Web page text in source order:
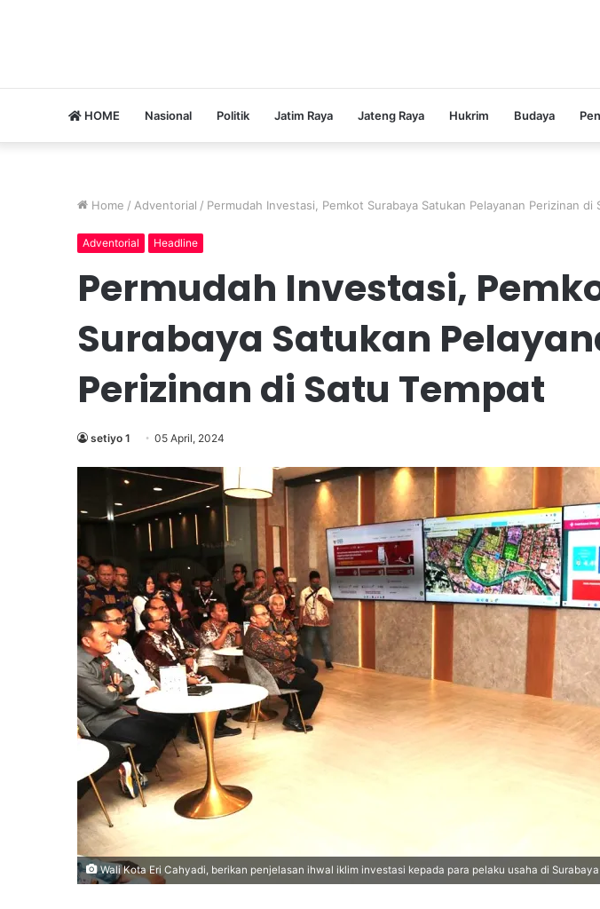
HOME Nasional Politik Jatim Raya Jateng Raya Hukrim Budaya
Home / Adventorial / Permudah Investasi, Pemkot Surabaya Satukan Pelayanan Perizinan di
Adventorial Headline
Permudah Investasi,
Surabaya Satukan
Perizinan di Satu Tempat
setiyo 1 05 April, 2024
Wali Kota Eri Cahyadi, berikan penjelasan ihwal iklim investasi kepada para pelaku usaha di Surabaya